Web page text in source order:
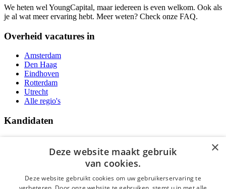
We heten wel YoungCapital, maar iedereen is even welkom. Ook als
je al wat meer ervaring hebt. Meer weten? Check onze FAQ.
Overheid vacatures in
Amsterdam
Den Haag
Eindhoven
Rotterdam
Utrecht
Alle regio's
Kandidaten
Vacatures
Over Vacatures Overheid Online
YoungCapital IOS App
YoungCapital Android App
×
Deze website maakt gebruik
van cookies.
Deze website gebruikt cookies om uw gebruikerservaring te